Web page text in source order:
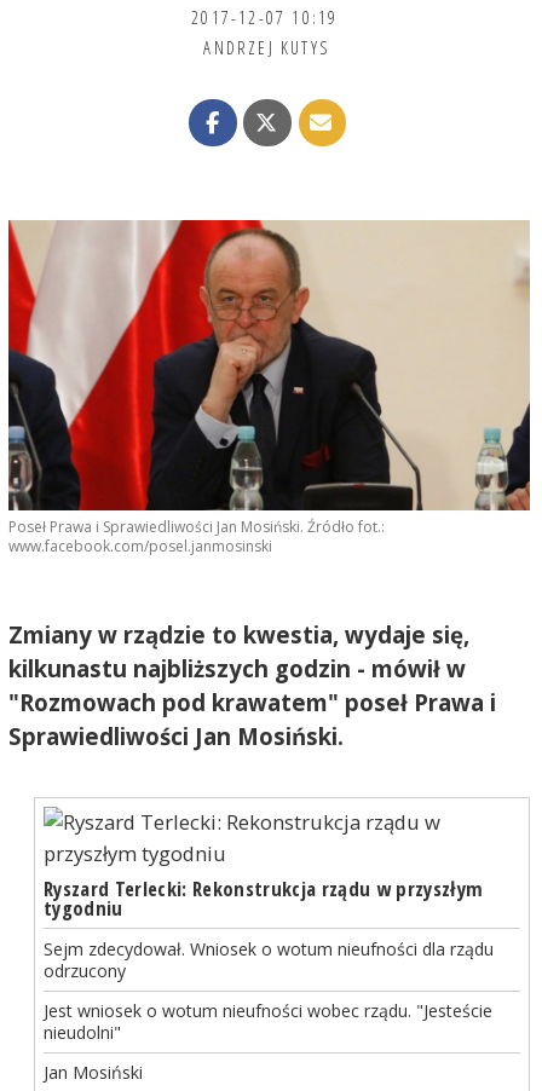
2017-12-07 10:19
ANDRZEJ KUTYS
Poseł Prawa i Sprawiedliwości Jan Mosiński. Źródło fot.:
www.facebook.com/posel.janmosinski
Zmiany w rządzie to kwestia, wydaje się,
kilkunastu najbliższych godzin - mówił w
"Rozmowach pod krawatem" poseł Prawa i
Sprawiedliwości Jan Mosiński.
Ryszard Terlecki: Rekonstrukcja rządu w przyszłym
tygodniu
Sejm zdecydował. Wniosek o wotum nieufności dla rządu
odrzucony
Jest wniosek o wotum nieufności wobec rządu. "Jesteście
nieudolni"
Jan Mosiński